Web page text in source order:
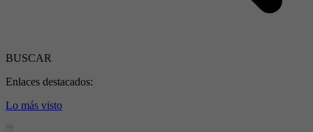
BUSCAR
Enlaces destacados:
Lo más visto